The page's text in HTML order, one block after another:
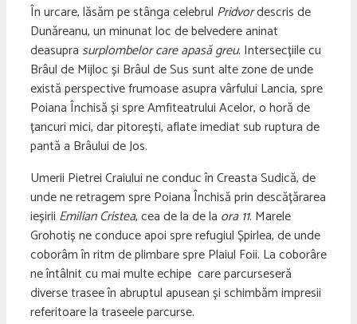
În urcare, lăsăm pe stânga celebrul Pridvordescris de
Dunăreanu, un minunat loc de belvedere aninat
deasupra surplombelor care apasă greu. Intersecțiile cu
Brâul de Mijloc și Brâul de Sus sunt alte zone de unde
există perspective frumoase asupra vârfului Lancia, spre
Poiana Închisă și spre Amfiteatrului Acelor, o horă de
țancuri mici, dar pitorești, aflate imediat sub ruptura de
pantă a Brâului de Jos.
Umerii Pietrei Craiului ne conduc în Creasta Sudică, de
unde ne retragem spre Poiana Închisă prin descățărarea
ieșirii Emilian Cristea, cea de la de la ora 11. Marele
Grohotiș ne conduce apoi spre refugiul Șpirlea, de unde
coborâm în ritm de plimbare spre Plaiul Foii. La coborâre
ne întâlnit cu mai multe echipe care parcurseseră
diverse trasee în abruptul apusean și schimbăm impresii
referitoare la traseele parcurse.